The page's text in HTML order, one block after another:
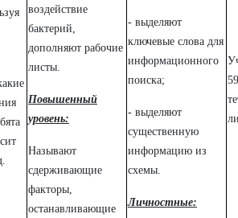
воздействие
бактерий,
дополняют рабочие
листы.
Повышенный
уровень:
Называют
сдерживающие
факторы,
останавливающие
- выделяют
ключевые слова для
информационного
поиска;
- выделяют
существенную
информацию из
схемы.
Личностные: